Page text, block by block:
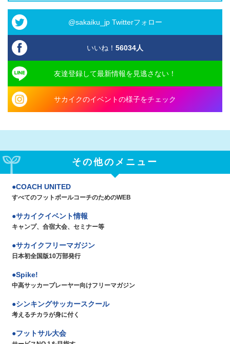
@sakaiku_jp Twitterフォロー
いいね！ 56034人
友達登録して最新情報を見逃さない！
サカイクのイベントの様子をチェック
その他のメニュー
COACH UNITED
すべてのフットボールコーチのためのWEB
サカイクイベント情報
キャンプ、合宿大会、セミナー等
サカイクフリーマガジン
日本初全国版10万部発行
Spike!
中高サッカープレーヤー向けフリーマガジン
シンキングサッカースクール
考えるチカラが身に付く
フットサル大会